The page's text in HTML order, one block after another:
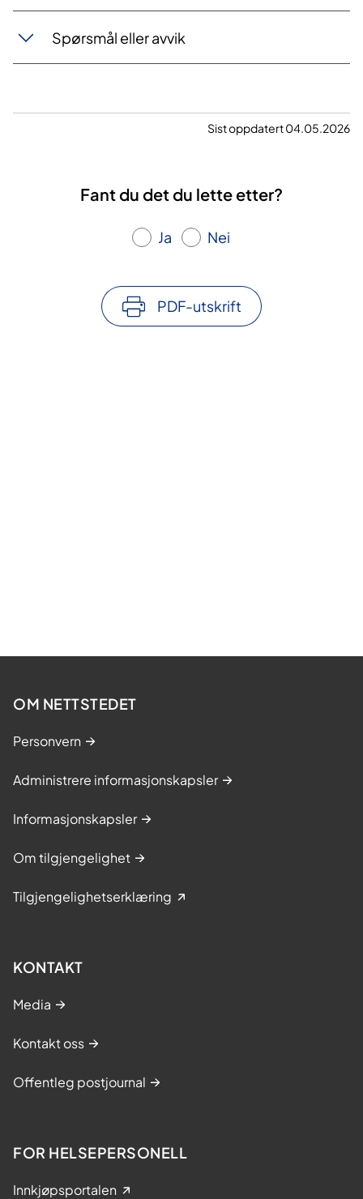
Spørsmål eller avvik
Sist oppdatert 04.05.2026
Fant du det du lette etter?
Ja Nei
PDF-utskrift
OM NETTSTEDET
Personvern
Administrere informasjonskapsler
Informasjonskapsler
Om tilgjengelighet
Tilgjengelighetserklæring
KONTAKT
Media
Kontakt oss
Offentleg postjournal
FOR HELSEPERSONELL
Innkjøpsportalen